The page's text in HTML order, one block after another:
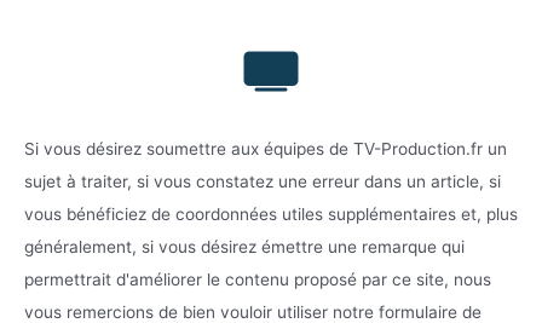
Si vous désirez soumettre aux équipes de TV-Production.fr un
sujet à traiter, si vous constatez une erreur dans un article, si
vous bénéficiez de coordonnées utiles supplémentaires et, plus
généralement, si vous désirez émettre une remarque qui
permettrait d'améliorer le contenu proposé par ce site, nous
vous remercions de bien vouloir utiliser notre formulaire de